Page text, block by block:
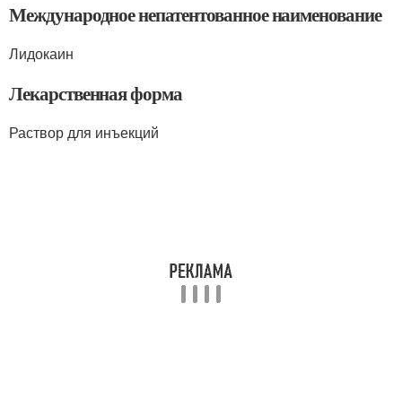
Международное непатентованное наименование
Лидокаин
Лекарственная форма
Раствор для инъекций